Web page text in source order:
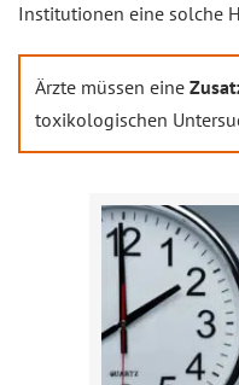
Institutionen eine solche
Ärzte müssen eine
toxikologischen